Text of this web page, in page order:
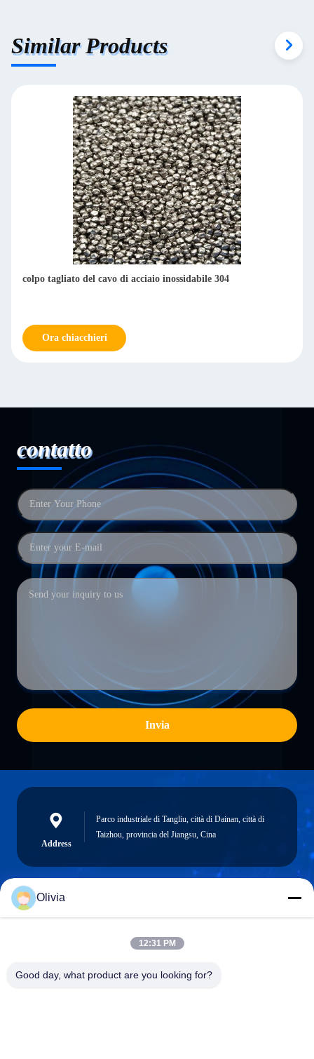
Similar Products
colpo tagliato del cavo di acciaio inossidabile 304
Ora chiacchieri
contatto
Invia
Address
Parco industriale di Tangliu, città di Dainan, città di
Taizhou, provincia del Jiangsu, Cina
info@longlivedmetal.com
Olivia
12:31 PM
Good day, what product are you looking for?